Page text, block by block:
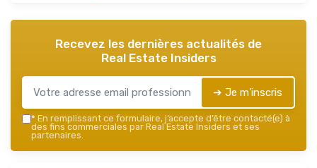
Recevez les dernières actualités de
Real Estate Insiders
➔ Je m'inscris
* En remplissant ce formulaire, j’accepte d’être contacté(e) à
des fins commerciales par Real Estate Insiders et ses
partenaires.